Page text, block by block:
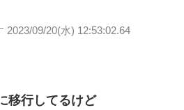
2023/09/20(水) 12:53:02.64
移行してるけど